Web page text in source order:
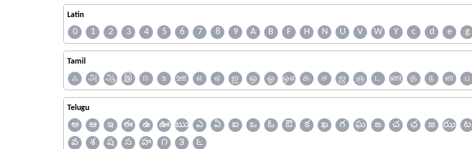
Latin
0 1 2 3 4 5 6 7 8 9 A B F H N U V W Y c d e g
Tamil
ஃ அ ஆ இ ஈ உ ஊ எ ஏ ஐ ஒ ஓ ஔ க ச ஜ ஞ ட ண த ந ன ப
Telugu
అ ఆ ఇ ఈ ఉ ఊ ఋ ఎ ఏ ఐ ఒ ఓ ఔ క ఖ గ ఘ ఙ చ ఛ జ ఝ ట
వ
శ ష స హ ౧ ౩ ౬